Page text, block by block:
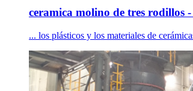
ceramica molino de tres rodillos -
... los plásticos y los materiales de